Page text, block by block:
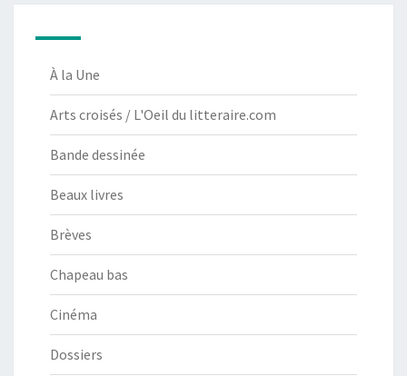
À la Une
Arts croisés / L'Oeil du litteraire.com
Bande dessinée
Beaux livres
Brèves
Chapeau bas
Cinéma
Dossiers